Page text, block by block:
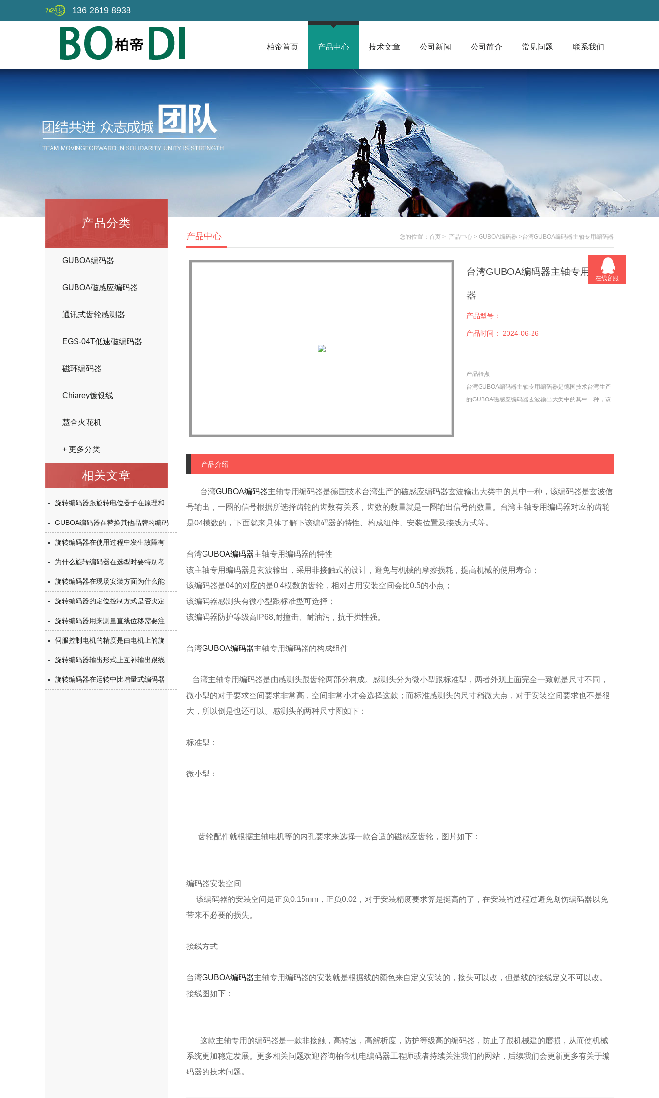
136 2619 8938
柏帝首页 产品中心 技术文章 公司新闻 公司简介 常见问题 联系我们
产品分类
GUBOA编码器
GUBOA磁感应编码器
通讯式齿轮感测器
EGS-04T低速磁编码器
磁环编码器
Chiarey镀银线
慧合火花机
+ 更多分类
相关文章
旋转编码器跟旋转电位器子在原理和
GUBOA编码器在替换其他品牌的编码
旋转编码器在使用过程中发生故障有
为什么旋转编码器在选型时要特别考
旋转编码器在现场安装方面为什么能
旋转编码器的定位控制方式是否决定
旋转编码器用来测量直线位移需要注
伺服控制电机的精度是由电机上的旋
旋转编码器输出形式上互补输出跟线
旋转编码器在运转中比增量式编码器
您的位置： 首页 > 产品中心 > GUBOA编码器 >台湾GUBOA编码器主轴专用编码器
产品中心
台湾GUBOA编码器主轴专用编码
器
产品型号：
产品时间： 2024-06-26
产品特点
台湾GUBOA编码器主轴专用编码器是德国技术台湾生产
的GUBOA磁感应编码器玄波输出大类中的其中一种，该
产品介绍
台湾GUBOA编码器主轴专用编码器是德国技术台湾生产的磁感应编码器玄波输出大类中的其中一种，该编码器是玄波信
号输出，一圈的信号根据所选择齿轮的齿数有关系，齿数的数量就是一圈输出信号的数量。台湾主轴专用编码器对应的齿轮
是04模数的，下面就来具体了解下该编码器的特性、构成组件、安装位置及接线方式等。
台湾GUBOA编码器主轴专用编码器的特性
该主轴专用编码器是玄波输出，采用非接触式的设计，避免与机械的摩擦损耗，提高机械的使用寿命；
该编码器是04的对应的是0.4模数的齿轮，相对占用安装空间会比0.5的小点；
该编码器感测头有微小型跟标准型可选择；
该编码器防护等级高IP68,耐撞击、耐油污，抗干扰性强。
台湾GUBOA编码器主轴专用编码器的构成组件
台湾主轴专用编码器是由感测头跟齿轮两部分构成。感测头分为微小型跟标准型，两者外观上面完全一致就是尺寸不同，
微小型的对于要求空间要求非常高，空间非常小才会选择这款；而标准感测头的尺寸稍微大点，对于安装空间要求也不是很
大，所以倒是也还可以。感测头的两种尺寸图如下：
标准型：
微小型：
齿轮配件就根据主轴电机等的内孔要求来选择一款合适的磁感应齿轮，图片如下：
编码器安装空间
该编码器的安装空间是正负0.15mm，正负0.02，对于安装精度要求算是挺高的了，在安装的过程过避免划伤编码器以免
带来不必要的损失。
接线方式
台湾GUBOA编码器主轴专用编码器的安装就是根据线的颜色来自定义安装的，接头可以改，但是线的接线定义不可以改。
接线图如下：
这款主轴专用的编码器是一款非接触，高转速，高解析度，防护等级高的编码器，防止了跟机械建的磨损，从而使机械
系统更加稳定发展。更多相关问题欢迎咨询柏帝机电编码器工程师或者持续关注我们的网站，后续我们会更新更多有关于编
码器的技术问题。
在线客服